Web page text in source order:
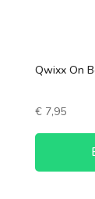
Qwixx On
€7,95